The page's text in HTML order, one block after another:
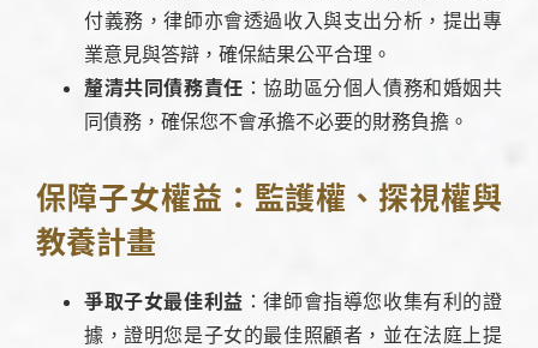
付義務，律師亦會透過收入與支出分析，提出專
業意見與答辯，確保結果公平合理。
釐清共同債務責任 ：協助區分個人債務和婚姻共
同債務，確保您不會承擔不必要的財務負擔。
保障子女權益：監護權、探視權與
教養計畫
爭取子女最佳利益 ：律師會指導您收集有利的證
據，證明您是子女的最佳照顧者，並在法庭上提